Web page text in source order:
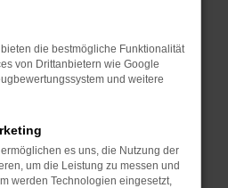
neu.
helfen, vorübergehende
dem neuesten Stand
birgt nicht nur ein
die bestmögliche Funktionalität
von Drittanbietern wie Google
und weitere
es uns, die Nutzung der
um die Leistung zu messen und
werden Technologien eingesetzt,